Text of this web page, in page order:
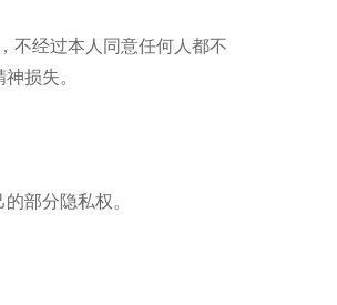
不经过本人同意任何人都不
损失。
部分隐私权。